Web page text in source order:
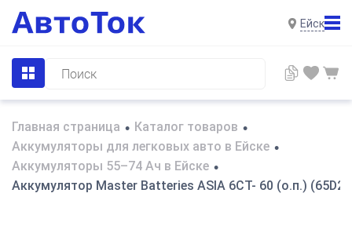
Ейск
Главная страница • Каталог товаров •
Аккумуляторы для легковых авто в Ейске •
Аккумуляторы 55–74 Ач в Ейске •
Аккумулятор Master Batteries ASIA 6СТ- 60 (о.п.)